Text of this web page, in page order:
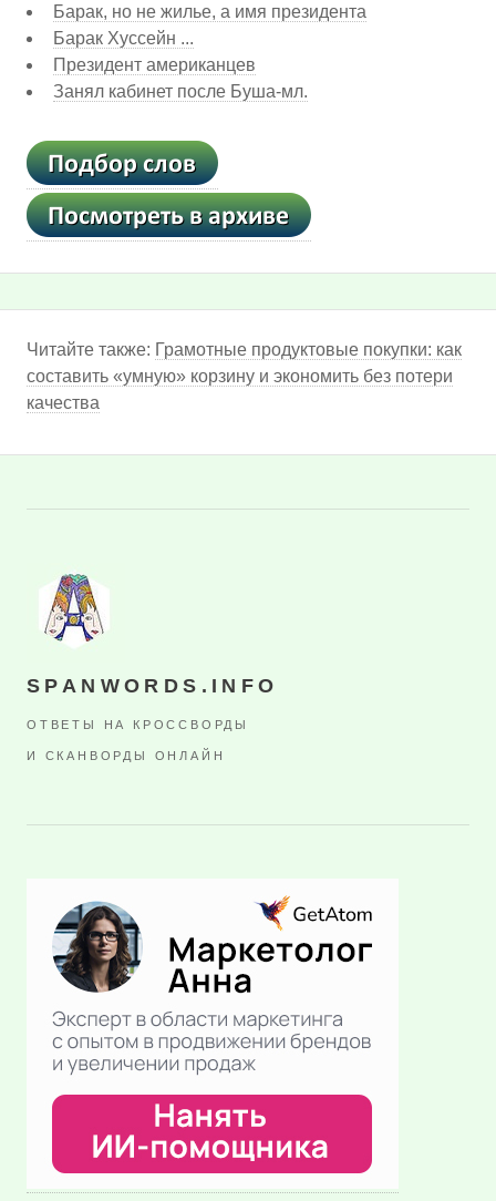
Барак, но не жилье, а имя президента
Барак Хуссейн ...
Президент американцев
Занял кабинет после Буша-мл.
Читайте также: Грамотные продуктовые покупки: как
составить «умную» корзину и экономить без потери
качества
SPANWORDS.INFO
ОТВЕТЫ НА КРОССВОРДЫ
И СКАНВОРДЫ ОНЛАЙН